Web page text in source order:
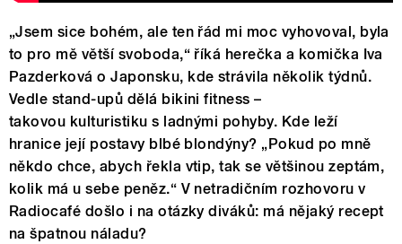
„Jsem sice bohém, ale ten řád mi moc vyhovoval, byla
to pro mě větší svoboda,“ říká herečka a komička Iva
Pazderková o Japonsku, kde strávila několik týdnů.
Vedle stand-upů dělá bikini fitness –
takovou kulturistiku s ladnými pohyby. Kde leží
hranice její postavy blbé blondýny? „Pokud po mně
někdo chce, abych řekla vtip, tak se většinou zeptám,
kolik má u sebe peněz.“ V netradičním rozhovoru v
Radiocafé došlo i na otázky diváků: má nějaký recept
na špatnou náladu?